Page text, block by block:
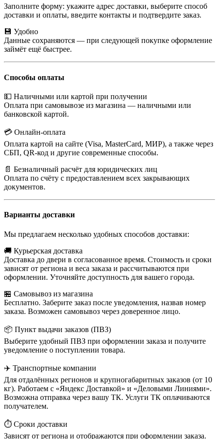
Заполните форму: укажите адрес доставки, выберите способ
доставки и оплаты, введите контакты и подтвердите заказ.
💾 Удобно
Данные сохраняются — при следующей покупке оформление
займёт ещё быстрее.
Способы оплаты
💵 Наличными или картой при получении
Оплата при самовывозе из магазина — наличными или
банковской картой.
💳 Онлайн-оплата
Оплата картой на сайте (Visa, MasterCard, МИР), а также через
СБП, QR-код и другие современные способы.
📄 Безналичный расчёт для юридических лиц
Оплата по счёту с предоставлением всех закрывающих
документов.
Варианты доставки
Мы предлагаем несколько удобных способов доставки:
🚚 Курьерская доставка
Доставка до двери в согласованное время. Стоимость и сроки
зависят от региона и веса заказа и рассчитываются при
оформлении. Уточняйте доступность для вашего города.
🏪 Самовывоз из магазина
Бесплатно. Заберите заказ после уведомления, назвав номер
заказа. Возможен самовывоз через доверенное лицо.
📦 Пункт выдачи заказов (ПВЗ)
Выберите удобный ПВЗ при оформлении заказа и получите
уведомление о поступлении товара.
✈️ Транспортные компании
Для отдалённых регионов и крупногабаритных заказов (от 10
кг). Работаем с «Яндекс Доставкой» и «Деловыми Линиями».
Возможна отправка через вашу ТК. Услуги ТК оплачиваются
получателем.
⏱️ Сроки доставки
Зависят от региона и отображаются при оформлении заказа.